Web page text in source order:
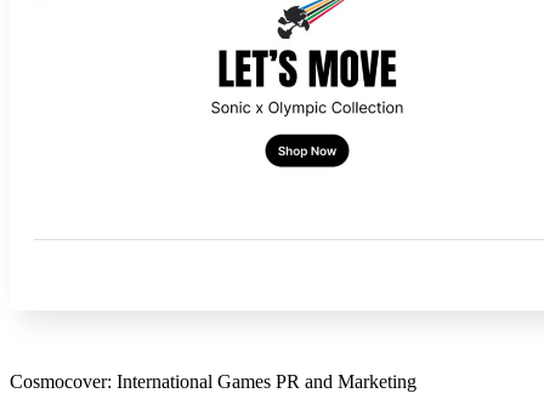
Cosmocover: International Games PR and Marketing